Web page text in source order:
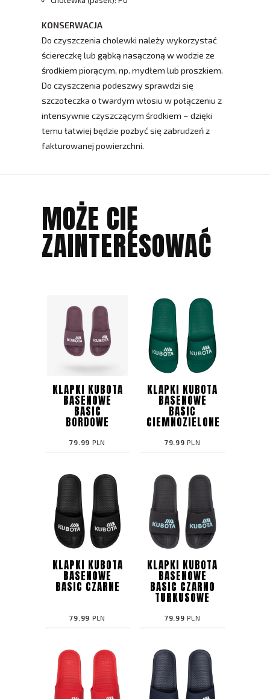
KONSERWACJA
Do czyszczenia cholewki należy wykorzystać
ściereczkę lub gąbką nasączoną w wodzie ze
środkiem piorącym, np. mydłem lub proszkiem.
Do czyszczenia podeszwy sprawdzi się
szczoteczka o twardym włosiu w połączeniu z
intensywnie czyszczącym środkiem – dzięki
temu łatwiej będzie pozbyć się zabrudzeń z
fakturowanej powierzchni.
MOŻE CIĘ
ZAINTERESOWAĆ
KLAPKI KUBOTA
BASENOWE
BASIC
BORDOWE
79.99 PLN
KLAPKI KUBOTA
BASENOWE
BASIC
CIEMNOZIELONE
79.99 PLN
KLAPKI KUBOTA
BASENOWE
BASIC CZARNE
79.99 PLN
KLAPKI KUBOTA
BASENOWE
BASIC CZARNO
TURKUSOWE
79.99 PLN